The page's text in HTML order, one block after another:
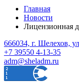
Главная
Новости
Лицензионная
666034, г. Шелехов,
+7 39550 4-13-35
adm@sheladm.ru